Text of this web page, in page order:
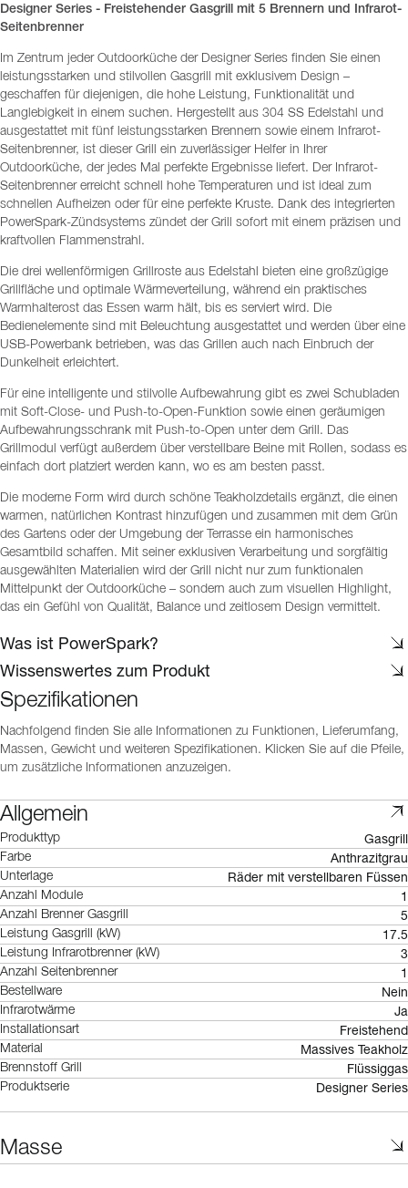
Designer Series - Freistehender Gasgrill mit 5 Brennern und Infrarot-
Seitenbrenner
Im Zentrum jeder Outdoorküche der Designer Series finden Sie einen
leistungsstarken und stilvollen Gasgrill mit exklusivem Design –
geschaffen für diejenigen, die hohe Leistung, Funktionalität und
Langlebigkeit in einem suchen. Hergestellt aus 304 SS Edelstahl und
ausgestattet mit fünf leistungsstarken Brennern sowie einem Infrarot-
Seitenbrenner, ist dieser Grill ein zuverlässiger Helfer in Ihrer
Outdoorküche, der jedes Mal perfekte Ergebnisse liefert. Der Infrarot-
Seitenbrenner erreicht schnell hohe Temperaturen und ist ideal zum
schnellen Aufheizen oder für eine perfekte Kruste. Dank des integrierten
PowerSpark-Zündsystems zündet der Grill sofort mit einem präzisen und
kraftvollen Flammenstrahl.
Die drei wellenförmigen Grillroste aus Edelstahl bieten eine großzügige
Grillfläche und optimale Wärmeverteilung, während ein praktisches
Warmhalterost das Essen warm hält, bis es serviert wird. Die
Bedienelemente sind mit Beleuchtung ausgestattet und werden über eine
USB-Powerbank betrieben, was das Grillen auch nach Einbruch der
Dunkelheit erleichtert.
Für eine intelligente und stilvolle Aufbewahrung gibt es zwei Schubladen
mit Soft-Close- und Push-to-Open-Funktion sowie einen geräumigen
Aufbewahrungsschrank mit Push-to-Open unter dem Grill. Das
Grillmodul verfügt außerdem über verstellbare Beine mit Rollen, sodass es
einfach dort platziert werden kann, wo es am besten passt.
Die moderne Form wird durch schöne Teakholzdetails ergänzt, die einen
warmen, natürlichen Kontrast hinzufügen und zusammen mit dem Grün
des Gartens oder der Umgebung der Terrasse ein harmonisches
Gesamtbild schaffen. Mit seiner exklusiven Verarbeitung und sorgfältig
ausgewählten Materialien wird der Grill nicht nur zum funktionalen
Mittelpunkt der Outdoorküche – sondern auch zum visuellen Highlight,
das ein Gefühl von Qualität, Balance und zeitlosem Design vermittelt.
Was ist PowerSpark?
Wissenswertes zum Produkt
Spezifikationen
Nachfolgend finden Sie alle Informationen zu Funktionen, Lieferumfang,
Massen, Gewicht und weiteren Spezifikationen. Klicken Sie auf die Pfeile,
um zusätzliche Informationen anzuzeigen.
Allgemein
Produkttyp Gasgrill
Farbe Anthrazitgrau
Unterlage Räder mit verstellbaren Füssen
Anzahl Module 1
Anzahl Brenner Gasgrill 5
Leistung Gasgrill (kW) 17.5
Leistung Infrarotbrenner (kW) 3
Anzahl Seitenbrenner 1
Bestellware Nein
Infrarotwärme Ja
Installationsart Freistehend
Material Massives Teakholz
Brennstoff Grill Flüssiggas
Produktserie Designer Series
Masse